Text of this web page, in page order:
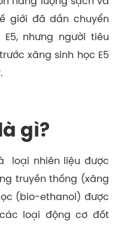
giới đã dần chuyển
nhưng người tiêu
xăng sinh học E5
gì?
loại nhiên liệu được
truyền thống (xăng
(bio-ethanol) được
loại động cơ đốt